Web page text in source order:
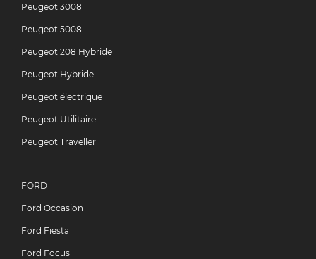
Peugeot 3008
Peugeot 5008
Peugeot 208 Hybride
Peugeot Hybride
Peugeot électrique
Peugeot Utilitaire
Peugeot Traveller
FORD
Ford Occasion
Ford Fiesta
Ford Focus